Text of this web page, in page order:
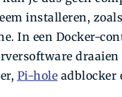
installeren,
In een Docker-
draaien
Pi-hole adblocker